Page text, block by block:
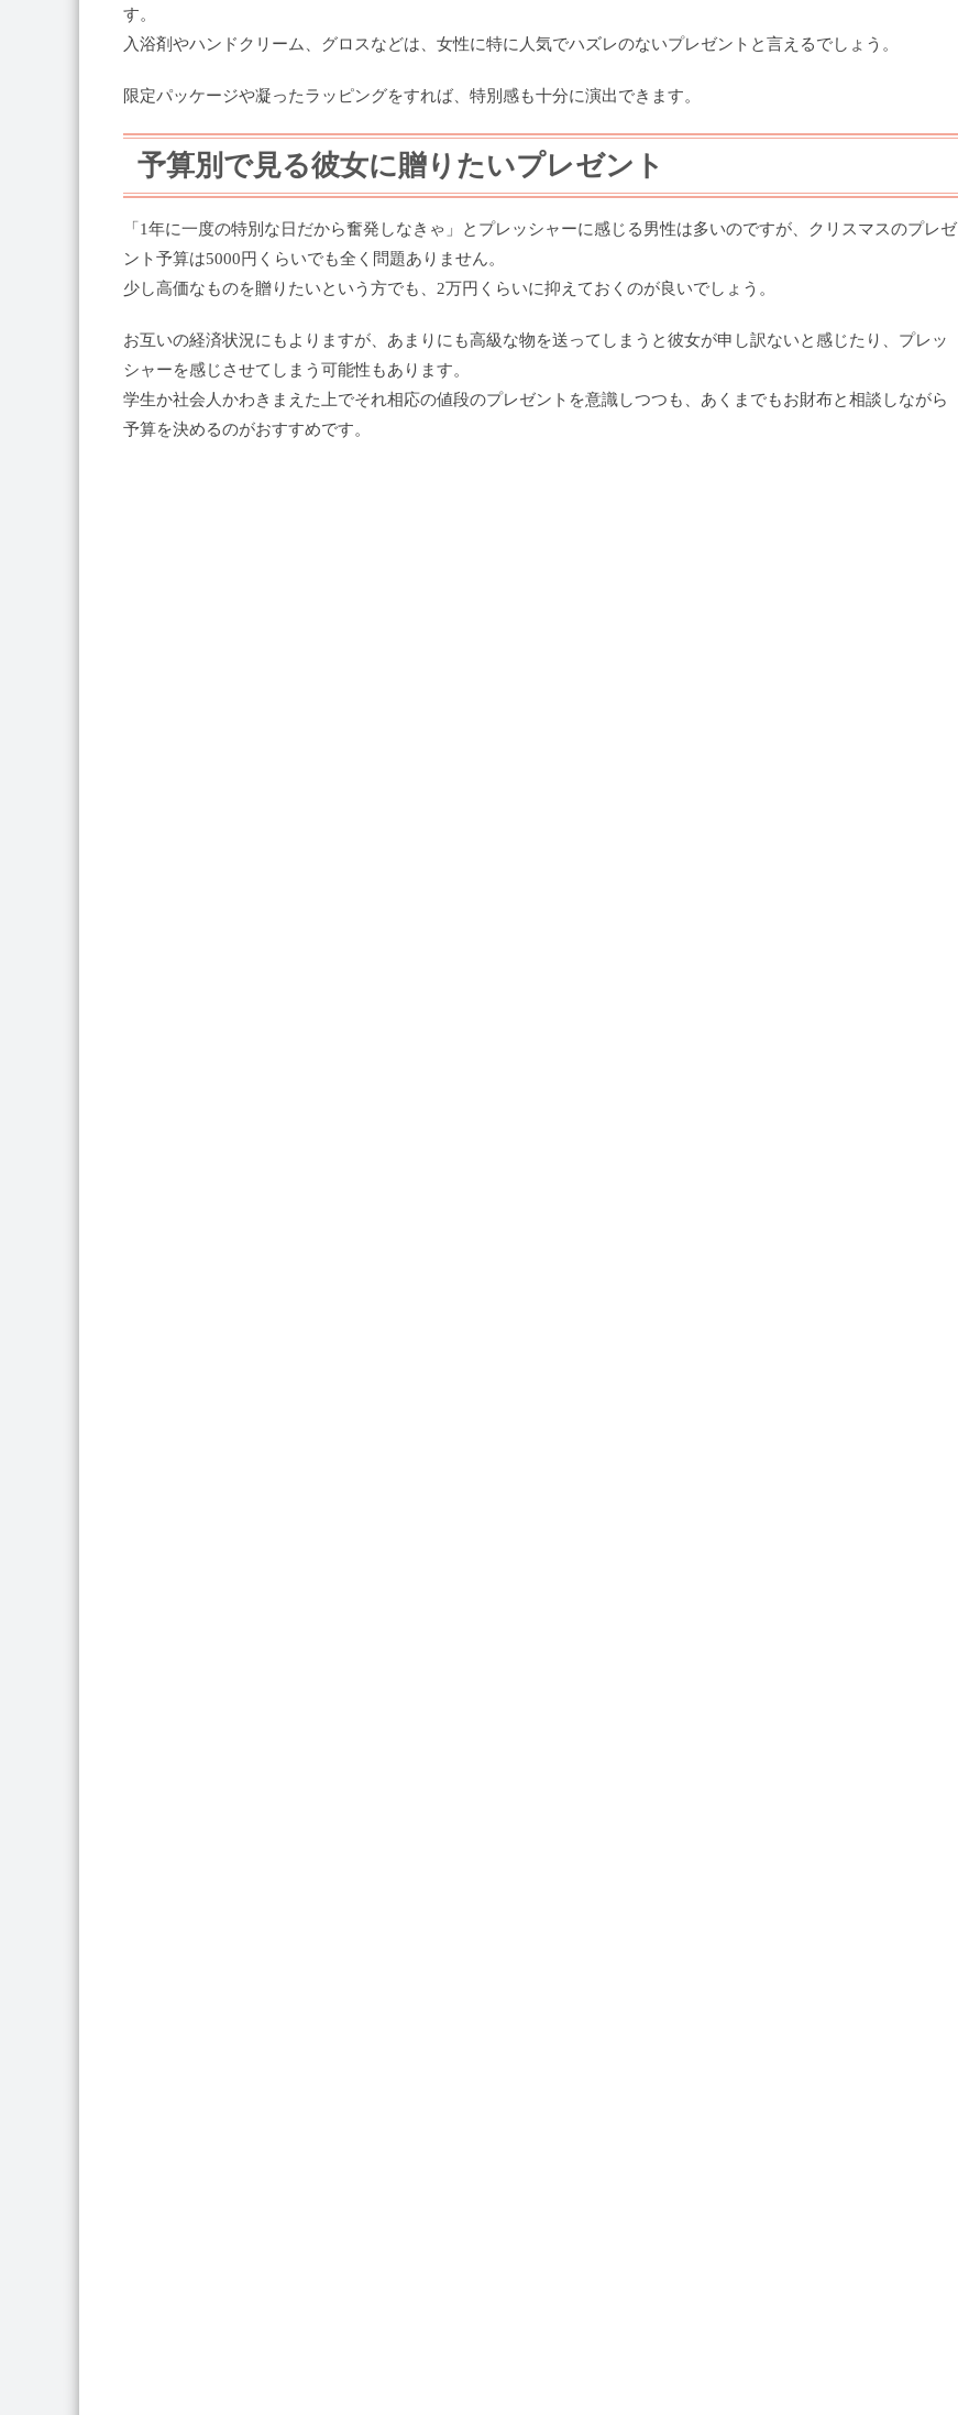
す。
入浴剤やハンドクリーム、グロスなどは、女性に特に人気でハズレのないプレゼントと言えるでしょう。
限定パッケージや凝ったラッピングをすれば、特別感も十分に演出できます。
予算別で見る彼女に贈りたいプレゼント
「1年に一度の特別な日だから奮発しなきゃ」とプレッシャーに感じる男性は多いのですが、クリスマスのプレゼ
ント予算は5000円くらいでも全く問題ありません。
少し高価なものを贈りたいという方でも、2万円くらいに抑えておくのが良いでしょう。
お互いの経済状況にもよりますが、あまりにも高級な物を送ってしまうと彼女が申し訳ないと感じたり、プレッ
シャーを感じさせてしまう可能性もあります。
学生か社会人かわきまえた上でそれ相応の値段のプレゼントを意識しつつも、あくまでもお財布と相談しながら
予算を決めるのがおすすめです。